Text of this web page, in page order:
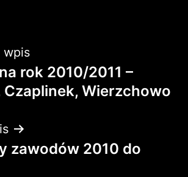
wpis
rok 2010/2011 –
Czaplinek, Wierzchowo
zawodów 2010 do